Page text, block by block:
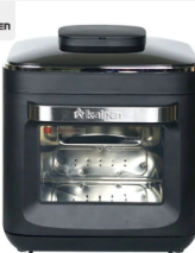
gốc
là:
tại